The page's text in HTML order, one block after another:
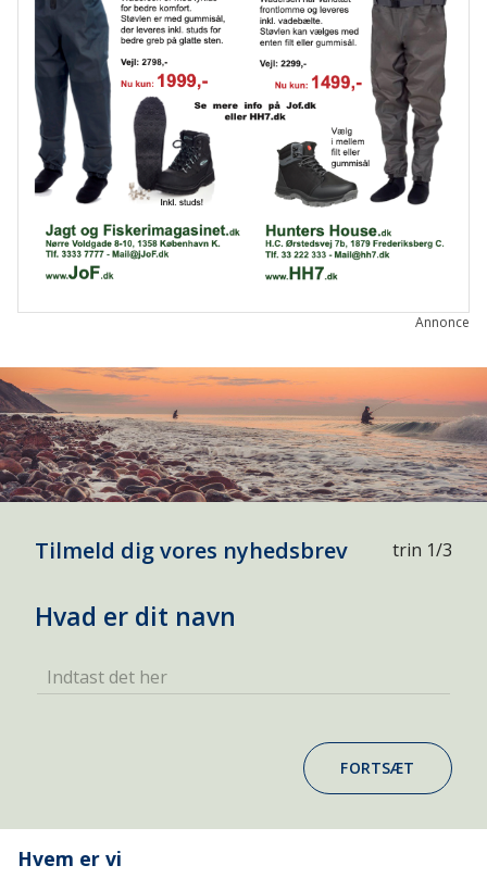
Annonce
Tilmeld dig vores nyhedsbrev trin 1/3
Hvad er dit navn
Indtast det her
FORTSÆT
Hvem er vi